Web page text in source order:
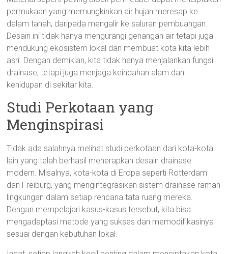
permukaan yang memungkinkan air hujan meresap ke
dalam tanah, daripada mengalir ke saluran pembuangan.
Desain ini tidak hanya mengurangi genangan air tetapi juga
mendukung ekosistem lokal dan membuat kota kita lebih
asri. Dengan demikian, kita tidak hanya menjalankan fungsi
drainase, tetapi juga menjaga keindahan alam dan
kehidupan di sekitar kita.
Studi Perkotaan yang
Menginspirasi
Tidak ada salahnya melihat studi perkotaan dari kota-kota
lain yang telah berhasil menerapkan desain drainase
modern. Misalnya, kota-kota di Eropa seperti Rotterdam
dan Freiburg, yang mengintegrasikan sistem drainase ramah
lingkungan dalam setiap rencana tata ruang mereka.
Dengan mempelajari kasus-kasus tersebut, kita bisa
mengadaptasi metode yang sukses dan memodifikasinya
sesuai dengan kebutuhan lokal.